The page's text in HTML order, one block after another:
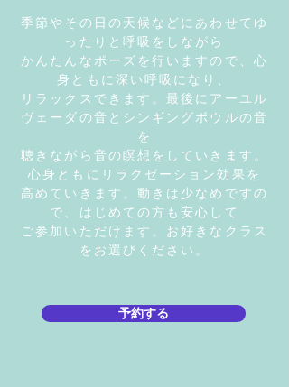
季節やその日の天候などにあわせてゆ
ったりと呼吸をしながら
かんたんなポーズを行いますので、心
身ともに深い呼吸になり、
リラックスできます。最後にアーユル
ヴェーダの音とシンギングボウルの音
を
聴きながら音の瞑想をしていきます。
心身ともにリラクゼーション効果を
高めていきます。動きは少なめですの
で、はじめての方も安心して
​ご参加いただけます。お好きなクラス
をお選びください。
予約する